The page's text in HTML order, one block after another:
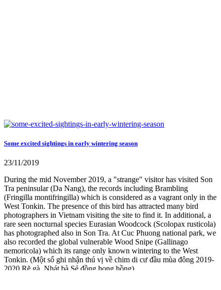
Some excited sightings in early wintering season
23/11/2019
During the mid November 2019, a "strange" visitor has visited Son
Tra peninsular (Da Nang), the records including Brambling
(Fringilla montifringilla) which is considered as a vagrant only in the
West Tonkin. The presence of this bird has attracted many bird
photographers in Vietnam visiting the site to find it. In additional, a
rare seen nocturnal species Eurasian Woodcock (Scolopax rusticola)
has photographed also in Son Tra. At Cuc Phuong national park, we
also recorded the global vulnerable Wood Snipe (Gallinago
nemoricola) which its range only known wintering to the West
Tonkin. (Một số ghi nhận thú vị về chim di cư đầu mùa đông 2019-
2020 Rẽ gà, Nhát bà Sẻ đồng họng hồng)